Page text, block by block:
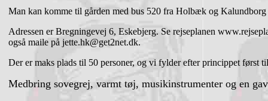
Man kan komme til gården med bus 520 fra Holbæk og Kalundborg
Adressen er Bregningevej 6, Eskebjerg. Se rejseplanen
også maile på jette.hk@get2net.dk.
Der er maks plads til 50 personer, og vi fylder efter princippet først
Medbring sovegrej, varmt tøj, musikinstrumenter og en